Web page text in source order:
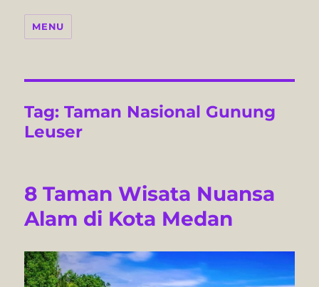
MENU
Tag:Taman Nasional Gunung
Leuser
8 Taman Wisata Nuansa
Alam di Kota Medan